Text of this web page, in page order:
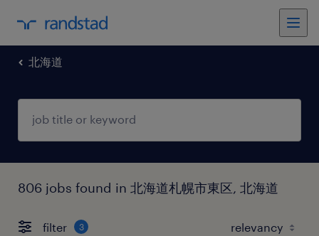
北海道
806 jobs found in 北海道札幌市東区, 北海道
filter 3